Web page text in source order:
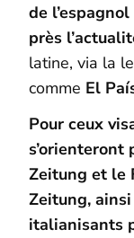
de
près
latine, via la
comme El
Pour ceux
s’orienteront
Zeitung et le
Zeitung,
italianisants